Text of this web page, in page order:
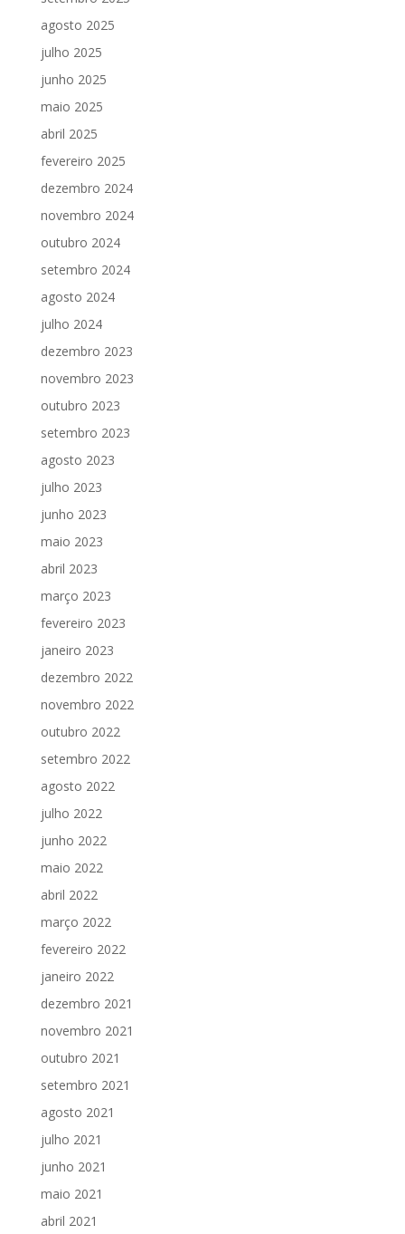
agosto 2025
julho 2025
junho 2025
maio 2025
abril 2025
fevereiro 2025
dezembro 2024
novembro 2024
outubro 2024
setembro 2024
agosto 2024
julho 2024
dezembro 2023
novembro 2023
outubro 2023
setembro 2023
agosto 2023
julho 2023
junho 2023
maio 2023
abril 2023
março 2023
fevereiro 2023
janeiro 2023
dezembro 2022
novembro 2022
outubro 2022
setembro 2022
agosto 2022
julho 2022
junho 2022
maio 2022
abril 2022
março 2022
fevereiro 2022
janeiro 2022
dezembro 2021
novembro 2021
outubro 2021
setembro 2021
agosto 2021
julho 2021
junho 2021
maio 2021
abril 2021